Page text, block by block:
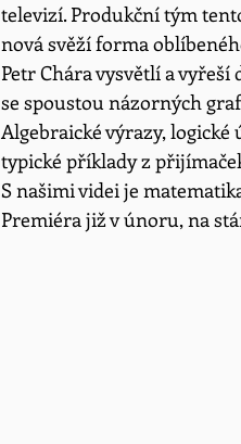
televizí. Produkční tým
nová svěží forma
Petr Chára vysvětlí a
se spoustou názorných
Algebraické výrazy,
typické příklady z
S našimi videi je
Premiéra již v únoru, na